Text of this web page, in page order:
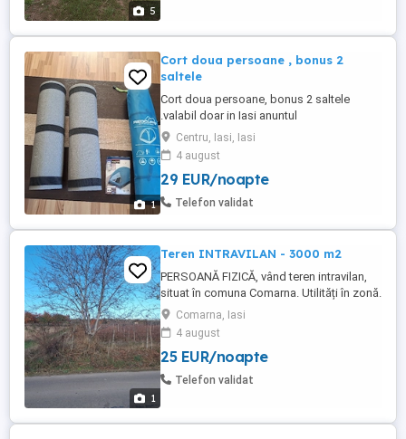
5
1
Cort doua persoane , bonus 2
saltele
Cort doua persoane, bonus 2 saltele
.valabil doar in Iasi anuntul
Centru, Iasi, Iasi
4 august
29 EUR/noapte
Telefon validat
1
Teren INTRAVILAN - 3000 m2
PERSOANĂ FIZICĂ, vând teren intravilan,
situat în comuna Comarna. Utilități în zonă.
Suprafață 3000 m2, ideal pentru
construcții de orice fel. Acces pe drum
asfaltat. Preț ușor negociabil (25 m2). Rog
și ofer seriozitate. !! NU colaborez cu
agenții imobiliare!! Nu deranjați inutil!
Comarna, Iasi
4 august
25 EUR/noapte
Telefon validat